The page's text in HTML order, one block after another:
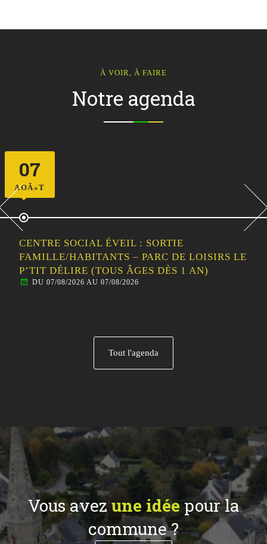
À VOIR, À FAIRE
Notre agenda
07
AOÃ»T
CENTRE SOCIAL ÉVEIL : SORTIE
FAMILLE/HABITANTS – PARC DE LOISIRS LE
P’TIT DÉLIRE (TOUS ÂGES DÈS 1 AN)
DU 07/08/2026 AU 07/08/2026
Tout l'agenda
Vous avezune idéepour la
commune ?